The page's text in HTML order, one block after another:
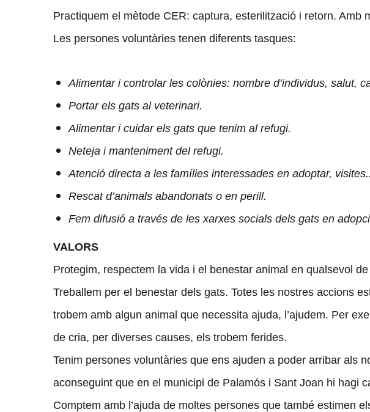
Practiquem el mètode CER: captura, esterilització i retorn. Amb
Les persones voluntàries tenen diferents tasques:
Alimentar i controlar les colònies: nombre d’individus, salut,
Portar els gats al veterinari.
Alimentar i cuidar els gats que tenim al refugi.
Neteja i manteniment del refugi.
Atenció directa a les famílies interessades en adoptar,
Rescat d’animals abandonats o en perill.
Fem difusió a través de les xarxes socials dels gats en
VALORS
Protegim, respectem la vida i el benestar animal en qualsevol
Treballem per el benestar dels gats. Totes les nostres accions
trobem amb algun animal que necessita ajuda, l’ajudem. Per
de cria, per diverses causes, els trobem ferides.
Tenim persones voluntàries que ens ajuden a poder arribar als
aconseguint que en el municipi de Palamós i Sant Joan hi hagi
Comptem amb l’ajuda de moltes persones que també estimen